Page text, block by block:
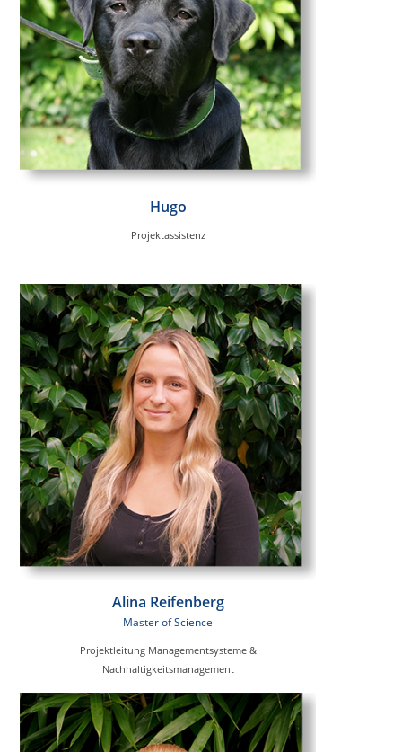
Hugo
Projektassistenz
Alina Reifenberg
Master of Science
Projektleitung Managementsysteme &
Nachhaltigkeitsmanagement